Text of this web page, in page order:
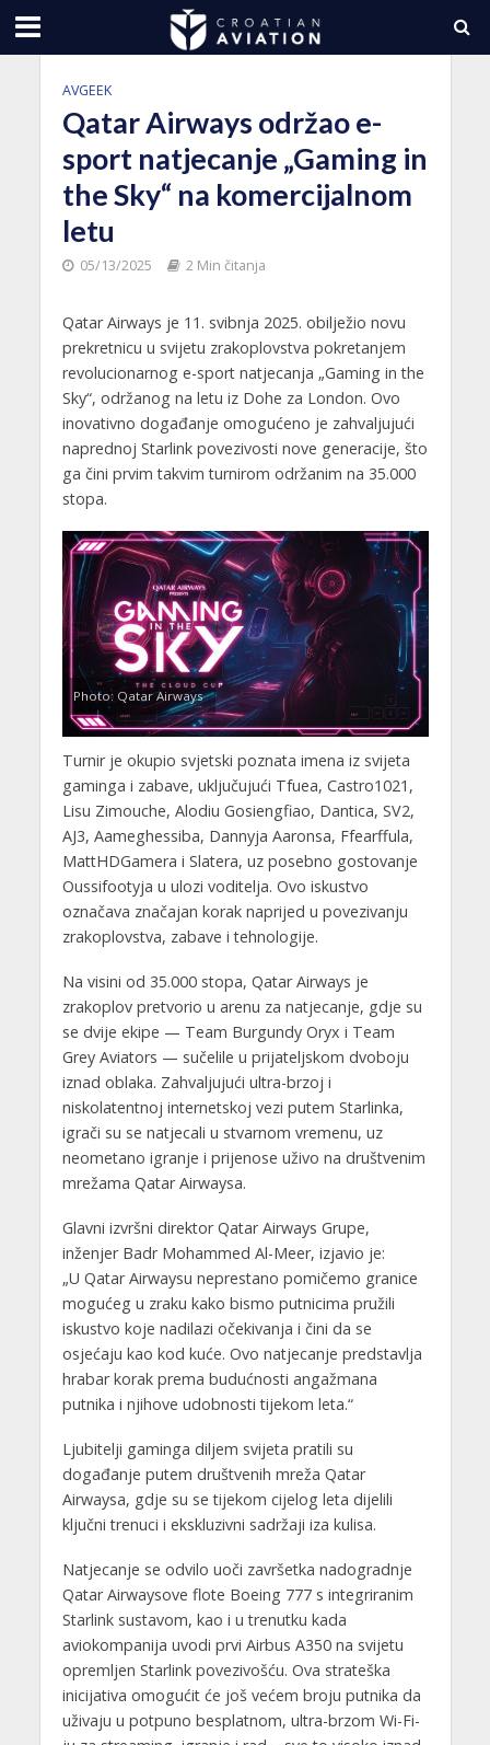
AVGEEK
Qatar Airways održao e-
sport natjecanje „Gaming in
the Sky“ na komercijalnom
letu
05/13/2025 2 Min čitanja
Qatar Airways je 11. svibnja 2025. obilježio novu
prekretnicu u svijetu zrakoplovstva pokretanjem
revolucionarnog e-sport natjecanja „Gaming in the
Sky“, održanog na letu iz Dohe za London. Ovo
inovativno događanje omogućeno je zahvaljujući
naprednoj Starlink povezivosti nove generacije, što
ga čini prvim takvim turnirom održanim na 35.000
stopa.
Photo: Qatar Airways
Turnir je okupio svjetski poznata imena iz svijeta
gaminga i zabave, uključujući Tfuea, Castro1021,
Lisu Zimouche, Alodiu Gosiengfiao, Dantica, SV2,
AJ3, Aameghessiba, Dannyja Aaronsa, Ffearffula,
MattHDGamera i Slatera, uz posebno gostovanje
Oussifootyja u ulozi voditelja. Ovo iskustvo
označava značajan korak naprijed u povezivanju
zrakoplovstva, zabave i tehnologije.
Na visini od 35.000 stopa, Qatar Airways je
zrakoplov pretvorio u arenu za natjecanje, gdje su
se dvije ekipe — Team Burgundy Oryx i Team
Grey Aviators — sučelile u prijateljskom dvoboju
iznad oblaka. Zahvaljujući ultra-brzoj i
niskolatentnoj internetskoj vezi putem Starlinka,
igrači su se natjecali u stvarnom vremenu, uz
neometano igranje i prijenose uživo na društvenim
mrežama Qatar Airwaysa.
Glavni izvršni direktor Qatar Airways Grupe,
inženjer Badr Mohammed Al-Meer, izjavio je:
„U Qatar Airwaysu neprestano pomičemo granice
mogućeg u zraku kako bismo putnicima pružili
iskustvo koje nadilazi očekivanja i čini da se
osjećaju kao kod kuće. Ovo natjecanje predstavlja
hrabar korak prema budućnosti angažmana
putnika i njihove udobnosti tijekom leta.“
Ljubitelji gaminga diljem svijeta pratili su
događanje putem društvenih mreža Qatar
Airwaysa, gdje su se tijekom cijelog leta dijelili
ključni trenuci i ekskluzivni sadržaji iza kulisa.
Natjecanje se odvilo uoči završetka nadogradnje
Qatar Airwaysove flote Boeing 777 s integriranim
Starlink sustavom, kao i u trenutku kada
aviokompanija uvodi prvi Airbus A350 na svijetu
opremljen Starlink povezivošću. Ova strateška
inicijativa omogućit će još većem broju putnika da
uživaju u potpuno besplatnom, ultra-brzom Wi-Fi-